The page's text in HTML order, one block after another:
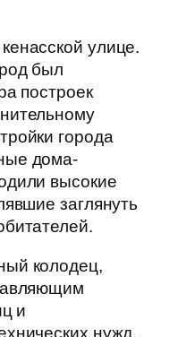
улице.
был
построек
города
дома-
высокие
заглянуть
колодец,
и
нужд.